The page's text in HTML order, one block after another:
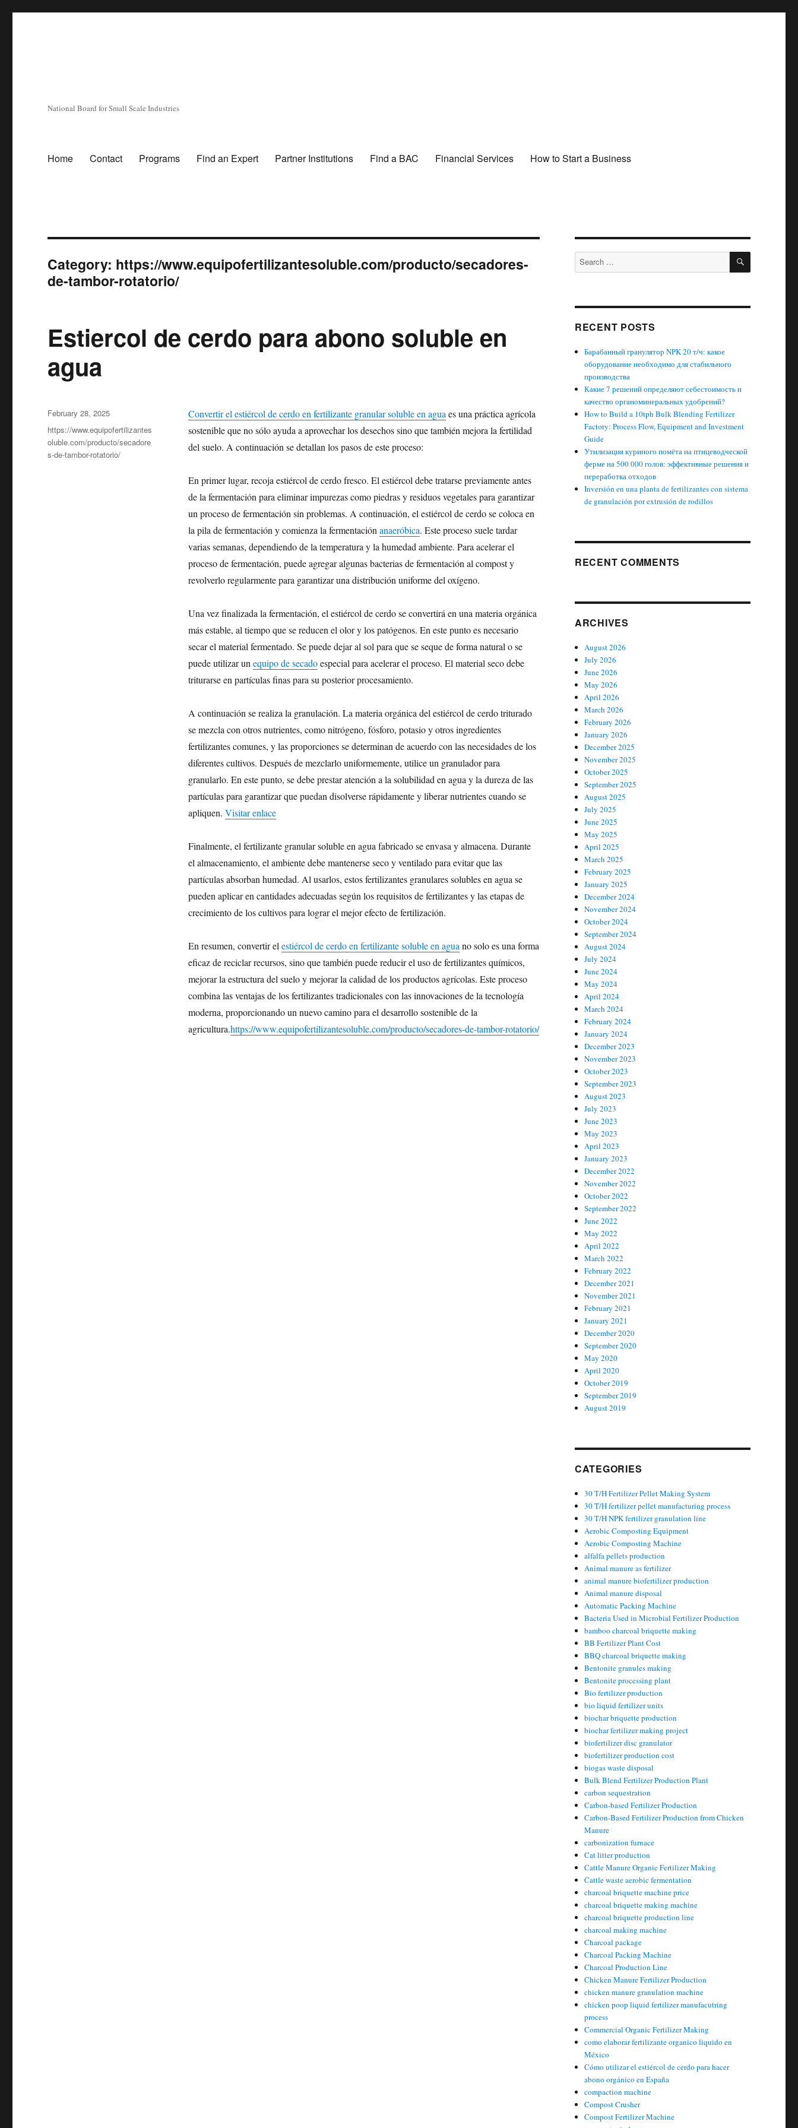
National Board for Small Scale Industries
Home Contact Programs Find an Expert Partner Institutions Find a BAC Financial Services How to Start a Business
Category: https://www.equipofertilizantesoluble.com/producto/secadores-
de-tambor-rotatorio/
Estiercol de cerdo para abono soluble en
agua
Convertir el estiércol de cerdo en fertilizante granular soluble en agua es una práctica agrícola
sostenible que no sólo ayuda a aprovechar los desechos sino que también mejora la fertilidad
del suelo. A continuación se detallan los pasos de este proceso:
En primer lugar, recoja estiércol de cerdo fresco. El estiércol debe tratarse previamente antes
de la fermentación para eliminar impurezas como piedras y residuos vegetales para garantizar
un proceso de fermentación sin problemas. A continuación, el estiércol de cerdo se coloca en
la pila de fermentación y comienza la fermentación anaeróbica. Este proceso suele tardar
varias semanas, dependiendo de la temperatura y la humedad ambiente. Para acelerar el
proceso de fermentación, puede agregar algunas bacterias de fermentación al compost y
revolverlo regularmente para garantizar una distribución uniforme del oxígeno.
Una vez finalizada la fermentación, el estiércol de cerdo se convertirá en una materia orgánica
más estable, al tiempo que se reducen el olor y los patógenos. En este punto es necesario
secar el material fermentado. Se puede dejar al sol para que se seque de forma natural o se
puede utilizar un equipo de secadoespecial para acelerar el proceso. El material seco debe
triturarse en partículas finas para su posterior procesamiento.
A continuación se realiza la granulación. La materia orgánica del estiércol de cerdo triturado
se mezcla con otros nutrientes, como nitrógeno, fósforo, potasio y otros ingredientes
fertilizantes comunes, y las proporciones se determinan de acuerdo con las necesidades de los
diferentes cultivos. Después de mezclarlo uniformemente, utilice un granulador para
granularlo. En este punto, se debe prestar atención a la solubilidad en agua y la dureza de las
partículas para garantizar que puedan disolverse rápidamente y liberar nutrientes cuando se
apliquen. Visitar enlace
Finalmente, el fertilizante granular soluble en agua fabricado se envasa y almacena. Durante
el almacenamiento, el ambiente debe mantenerse seco y ventilado para evitar que las
partículas absorban humedad. Al usarlos, estos fertilizantes granulares solubles en agua se
pueden aplicar en cantidades adecuadas según los requisitos de fertilizantes y las etapas de
crecimiento de los cultivos para lograr el mejor efecto de fertilización.
En resumen, convertir el estiércol de cerdo en fertilizante soluble en agua no solo es una forma
eficaz de reciclar recursos, sino que también puede reducir el uso de fertilizantes químicos,
mejorar la estructura del suelo y mejorar la calidad de los productos agrícolas. Este proceso
combina las ventajas de los fertilizantes tradicionales con las innovaciones de la tecnología
moderna, proporcionando un nuevo camino para el desarrollo sostenible de la
agricultura.https://www.equipofertilizantesoluble.com/producto/secadores-de-tambor-rotatorio/
Posted
on
February 28, 2025
Categories
https://www.equipofertilizantes
oluble.com/producto/secadore
s-de-tambor-rotatorio/
Search
for:
SEARCH
RECENT POSTS
Барабанный гранулятор NPK 20 т/ч: какое
оборудование необходимо для стабильного
производства
Какие 7 решений определяют себестоимость и
качество органоминеральных удобрений?
How to Build a 10tph Bulk Blending Fertilizer
Factory: Process Flow, Equipment and Investment
Guide
Утилизация куриного помёта на птицеводческой
ферме на 500 000 голов: эффективные решения и
переработка отходов
Inversión en una planta de fertilizantes con sistema
de granulación por extrusión de rodillos
RECENT COMMENTS
ARCHIVES
August 2026
July 2026
June 2026
May 2026
April 2026
March 2026
February 2026
January 2026
December 2025
November 2025
October 2025
September 2025
August 2025
July 2025
June 2025
May 2025
April 2025
March 2025
February 2025
January 2025
December 2024
November 2024
October 2024
September 2024
August 2024
July 2024
June 2024
May 2024
April 2024
March 2024
February 2024
January 2024
December 2023
November 2023
October 2023
September 2023
August 2023
July 2023
June 2023
May 2023
April 2023
January 2023
December 2022
November 2022
October 2022
September 2022
June 2022
May 2022
April 2022
March 2022
February 2022
December 2021
November 2021
February 2021
January 2021
December 2020
September 2020
May 2020
April 2020
October 2019
September 2019
August 2019
CATEGORIES
30 T/H Fertilizer Pellet Making System
30 T/H fertilizer pellet manufacturing process
30 T/H NPK fertilizer granulation line
Aerobic Composting Equipment
Aerobic Composting Machine
alfalfa pellets production
Animal manure as fertilizer
animal manure biofertilizer production
Animal manure disposal
Automatic Packing Machine
Bacteria Used in Microbial Fertilizer Production
bamboo charcoal briquette making
BB Fertilizer Plant Cost
BBQ charcoal briquette making
Bentonite granules making
Bentonite processing plant
Bio fertilizer production
bio liquid fertilizer units
biochar briquette production
biochar fertilizer making project
biofertilizer disc granulator
biofertilizer production cost
biogas waste disposal
Bulk Blend Fertilizer Production Plant
carbon sequestration
Carbon-based Fertilizer Production
Carbon-Based Fertilizer Production from Chicken
Manure
carbonization furnace
Cat litter production
Cattle Manure Organic Fertilizer Making
Cattle waste aerobic fermentation
charcoal briquette machine price
charcoal briquette making machine
charcoal briquette production line
charcoal making machine
Charcoal package
Charcoal Packing Machine
Charcoal Production Line
Chicken Manure Fertilizer Production
chicken manure granulation machine
chicken poop liquid fertilizer manufacutring
process
Commercial Organic Fertilizer Making
como elaborar fertilizante organico liquido en
México
Cómo utilizar el estiércol de cerdo para hacer
abono orgánico en España
compaction machine
Compost Crusher
Compost Fertilizer Machine